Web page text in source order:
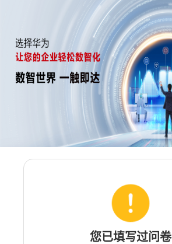
您已填写过问卷